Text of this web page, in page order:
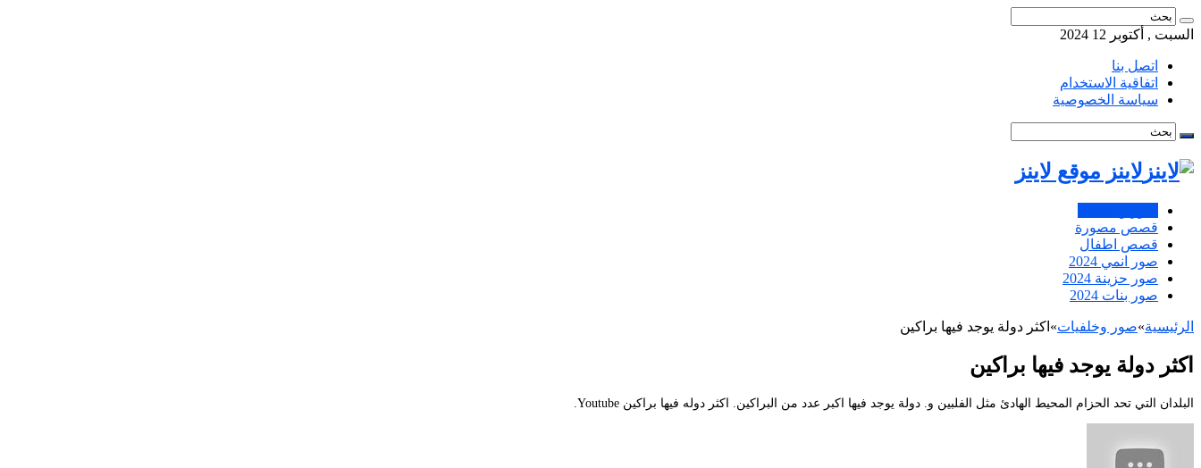
السبت , أكتوبر 12 2024
اتصل بنا
اتفاقية الاستخدام
سياسة الخصوصية
لاينز موقع لاينز
قصص مصورة
قصص اطفال
صور انمي 2024
صور حزينة 2024
صور بنات 2024
الرئيسية»صور وخلفيات» اكثر دولة يوجد فيها براكين
اكثر دولة يوجد فيها براكين
البلدان التي تحد الحزام المحيط الهادئ مثل الفلبين و. دولة يوجد فيها اكبر عدد من البراكين. اكثر دوله فيها براكين Youtube.